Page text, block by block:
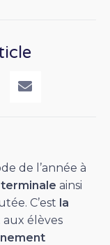
de l’année à
ainsi
C’est la
élèves